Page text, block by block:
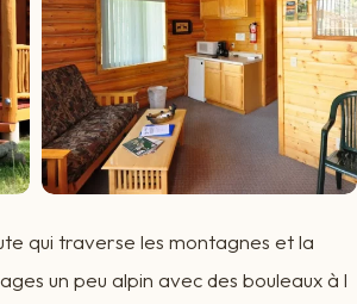
qui traverse les montagnes et la
un peu alpin avec des bouleaux à l